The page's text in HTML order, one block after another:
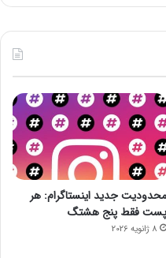
محدودیت جدید اینستاگرام: هر
پست فقط پنج هشتگ
8 ژانویه 2026